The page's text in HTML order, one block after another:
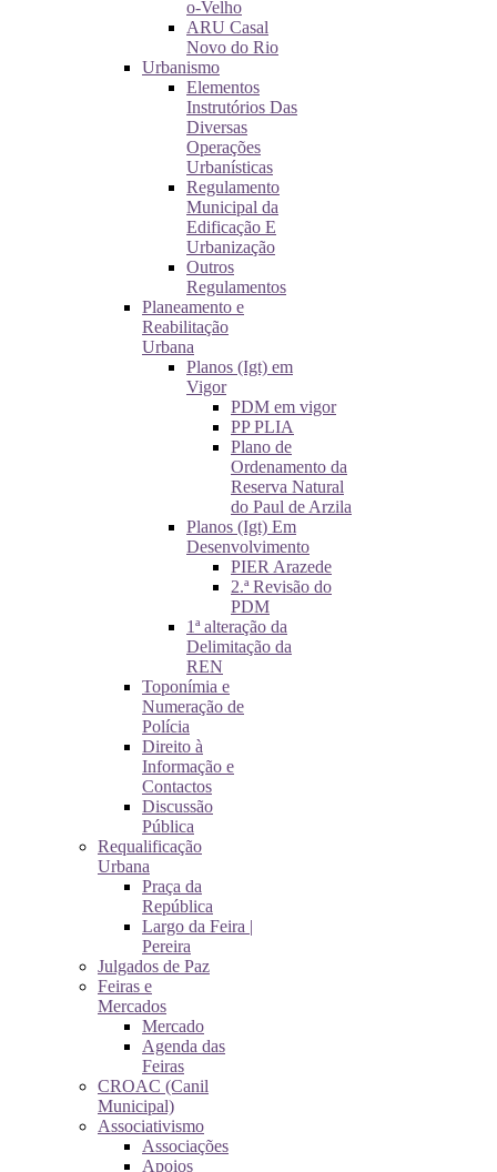
o-Velho
ARU Casal
Novo do Rio
Urbanismo
Elementos
Instrutórios Das
Diversas
Operações
Urbanísticas
Regulamento
Municipal da
Edificação E
Urbanização
Outros
Regulamentos
Planeamento e
Reabilitação
Urbana
Planos (Igt) em
Vigor
PDM em vigor
PP PLIA
Plano de
Ordenamento da
Reserva Natural
do Paul de Arzila
Planos (Igt) Em
Desenvolvimento
PIER Arazede
2.ª Revisão do
PDM
1ª alteração da
Delimitação da
REN
Toponímia e
Numeração de
Polícia
Direito à
Informação e
Contactos
Discussão
Pública
Requalificação
Urbana
Praça da
República
Largo da Feira |
Pereira
Julgados de Paz
Feiras e
Mercados
Mercado
Agenda das
Feiras
CROAC (Canil
Municipal)
Associativismo
Associações
Apoios